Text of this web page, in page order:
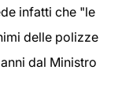
infatti che "le
delle polizze
dal Ministro